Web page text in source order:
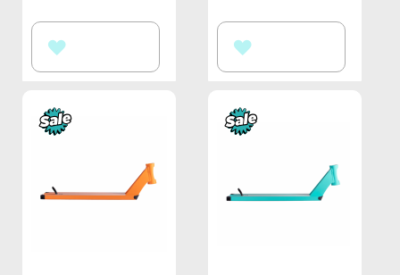
K K